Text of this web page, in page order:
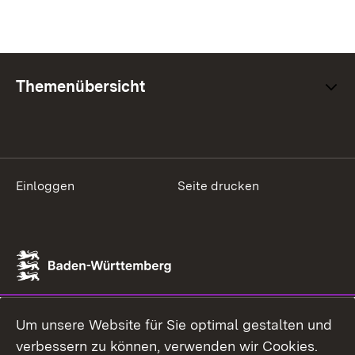
Themenübersicht
Einloggen Seite drucken
Um unsere Website für Sie optimal gestalten und
verbessern zu können, verwenden wir Cookies.